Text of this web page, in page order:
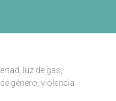
luz de gas
género violencia